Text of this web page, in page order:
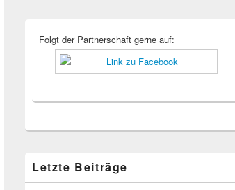
Folgt der Partnerschaft gerne auf:
Letzte Beiträge